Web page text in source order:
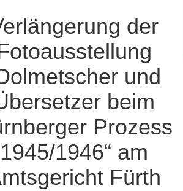
der
und
beim
Prozess
1945/1946“ am
Fürth